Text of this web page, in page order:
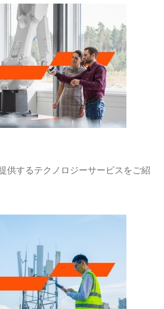
供するテクノロジーサービスをご紹